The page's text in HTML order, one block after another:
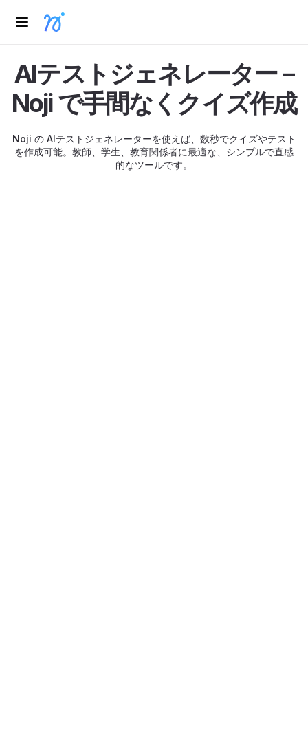
AIテストジェネレーター –
Noji で手間なくクイズ作成
Noji の AIテストジェネレーターを使えば、数秒でクイズやテスト
を作成可能。教師、学生、教育関係者に最適な、シンプルで直感
的なツールです。